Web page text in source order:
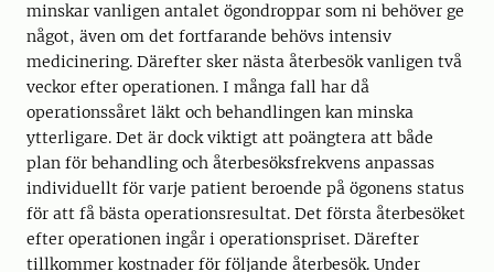
minskar vanligen antalet ögondroppar som ni behöver ge
något, även om det fortfarande behövs intensiv
medicinering. Därefter sker nästa återbesök vanligen två
veckor efter operationen. I många fall har då
operationssåret läkt och behandlingen kan minska
ytterligare. Det är dock viktigt att poängtera att både
plan för behandling och återbesöksfrekvens anpassas
individuellt för varje patient beroende på ögonens status
för att få bästa operationsresultat. Det första återbesöket
efter operationen ingår i operationspriset. Därefter
tillkommer kostnader för följande återbesök. Under